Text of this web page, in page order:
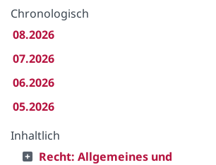
Chronologisch
08.2026
07.2026
06.2026
05.2026
Inhaltlich
Recht: Allgemeines und